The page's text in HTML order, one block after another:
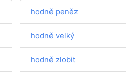
hodně peněz
hodně velký
hodně zlobit